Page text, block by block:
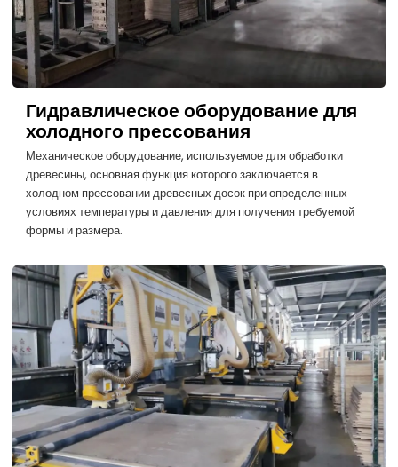
Гидравлическое оборудование для
холодного прессования
Механическое оборудование, используемое для обработки
древесины, основная функция которого заключается в
холодном прессовании древесных досок при определенных
условиях температуры и давления для получения требуемой
формы и размера.